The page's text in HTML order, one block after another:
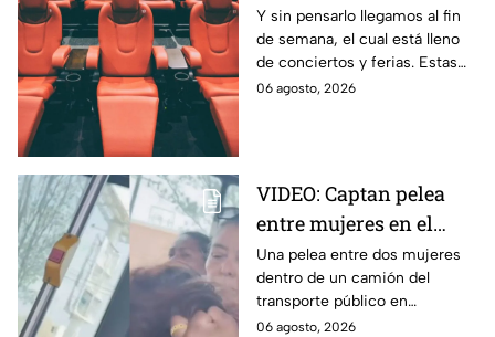
habrá en Puebla del 7 al
9 de agosto
Y sin pensarlo llegamos al fin
de semana, el cual está lleno
de conciertos y ferias. Estas
son las actividades que habrá
06 agosto, 2026
VIDEO: Captan pelea
entre mujeres en el
transporte público; así
se desgreñaron en
Monterrey
Una pelea entre dos mujeres
dentro de un camión del
transporte público en
Monterrey, Nuevo León, quedó
06 agosto, 2026